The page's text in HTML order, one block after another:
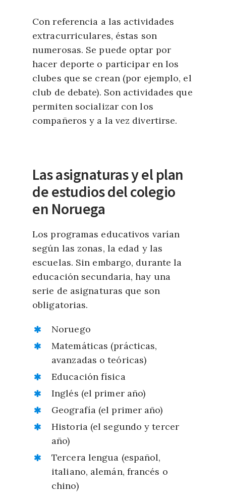
Con referencia a las actividades
extracurriculares, éstas son
numerosas. Se puede optar por
hacer deporte o participar en los
clubes que se crean (por ejemplo, el
club de debate). Son actividades que
permiten socializar con los
compañeros y a la vez divertirse.
Las asignaturas y el plan
de estudios del colegio
en Noruega
Los programas educativos varían
según las zonas, la edad y las
escuelas. Sin embargo, durante la
educación secundaria, hay una
serie de asignaturas que son
obligatorias.
Noruego
Matemáticas (prácticas,
avanzadas o teóricas)
Educación física
Inglés (el primer año)
Geografía (el primer año)
Historia (el segundo y tercer
año)
Tercera lengua (español,
italiano, alemán, francés o
chino)